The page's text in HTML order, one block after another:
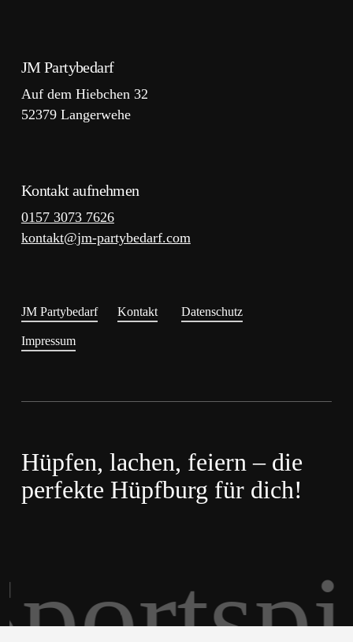
JM Partybedarf
Auf dem Hiebchen 32
52379 Langerwehe
Kontakt aufnehmen
0157 3073 7626
kontakt@jm-partybedarf.com
JM Partybedarf Kontakt Datenschutz
Impressum
Hüpfen, lachen, feiern – die
perfekte Hüpfburg für dich!